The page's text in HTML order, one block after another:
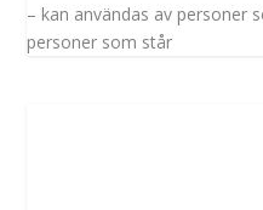
– kan användas av personer
personer som står